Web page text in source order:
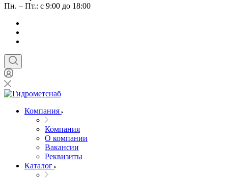
Пн. – Пт.: с 9:00 до 18:00
Компания
Компания
О компании
Вакансии
Реквизиты
Каталог